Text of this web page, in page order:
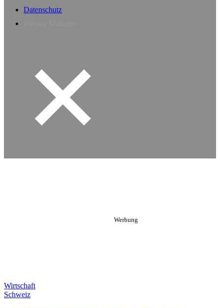
Datenschutz
Wirtschaft
Schweiz